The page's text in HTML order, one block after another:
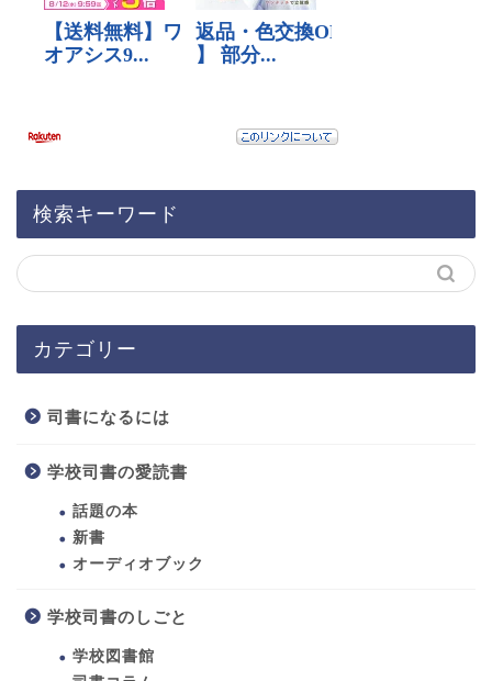
検索キーワード
カテゴリー
司書になるには
学校司書の愛読書
話題の本
新書
オーディオブック
学校司書のしごと
学校図書館